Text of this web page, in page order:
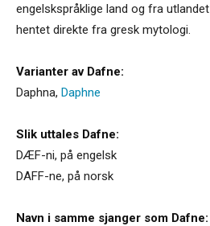
engelskspråklige land og fra
hentet direkte fra gresk mytologi.
Varianter av Dafne:
Daphna, Daphne
Slik uttales Dafne:
DÆF-ni, på engelsk
DAFF-ne, på norsk
Navn i samme sjanger som Dafne: